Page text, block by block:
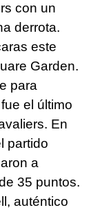
con un
derrota.
este
Garden.
para
el último
En
partido
a
35 puntos.
auténtico